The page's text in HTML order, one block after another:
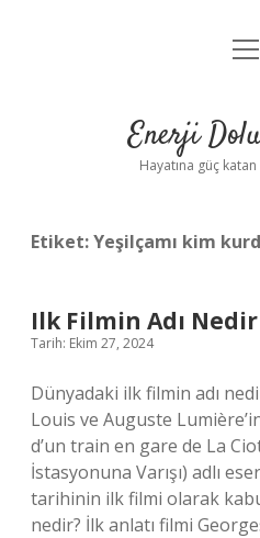
Yasal
Enerji
Hayatına güç
Etiket:Yeşilçamı kim
Ilk Filmin Adı Nedir
Tarih: Ekim 27, 2024
Dünyadaki ilk filmin adı
Louis ve Auguste
d’un train en gare de La
İstasyonuna Varışı) adlı
tarihinin ilk filmi olarak
nedir? İlk anlatı filmi